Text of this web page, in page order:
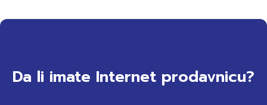
Da li imate Internet prodavnicu?